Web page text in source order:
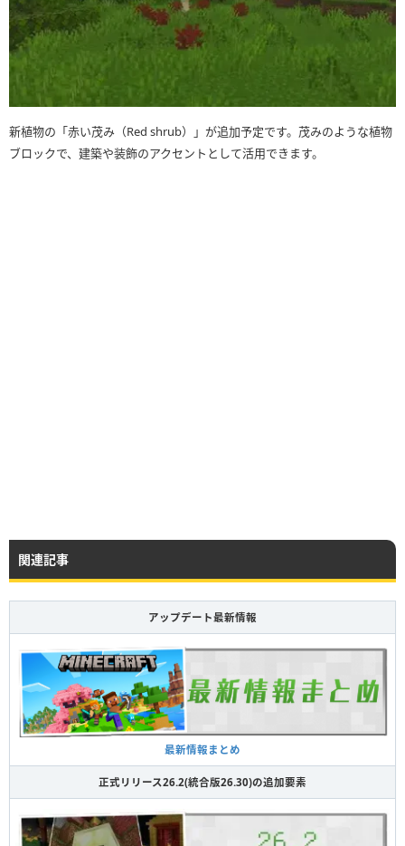
新植物の「赤い茂み（Red shrub）」が追加予定です。茂みのような植物
ブロックで、建築や装飾のアクセントとして活用できます。
関連記事
アップデート最新情報
最新情報まとめ
正式リリース26.2(統合版26.30)の追加要素